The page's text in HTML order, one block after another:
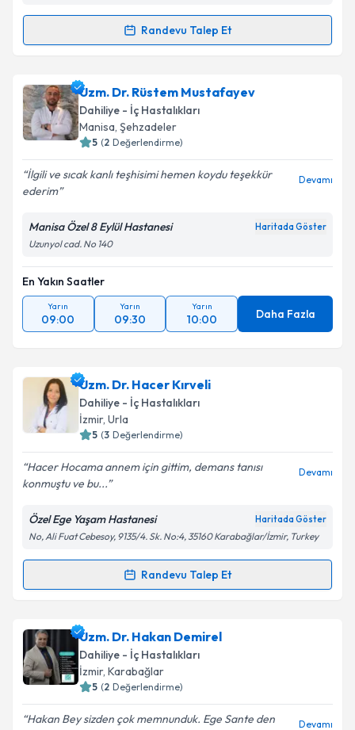
Kişisel verilerimin işlenmesine ilişkin
Metni'ni okudum ve kişisel verilerimin belirtilen
Takvim Talebini Gönder
Randevu Talep Et
Randevu Takvimi Talebi
Uzm. Dr. Yavuz Selim Demiriçin randevu takvimi
talebi oluşturun. Size bu uzmandan randevu almanız
için bir takvim hazırlandığında e-posta ile
bilgilendireceğiz.
E-posta Adresiniz
Kişisel verilerimin işlenmesine ilişkin
Metni'ni okudum ve kişisel verilerimin belirtilen
kapsamda işlenmesini kabul ediyorum.
Takvim Talebini Gönder
Uzm. Dr. Rüstem Mustafayev
Dahiliye - İç Hastalıkları
Manisa, Şehzadeler
5 (2 Değerlendirme)
İlgili ve sıcak kanlı teşhisimi hemen koydu teşekkür
ederim
Devamı
Manisa Özel 8 Eylül Hastanesi Haritada Göster
Uzunyol cad. No 140
En Yakın Saatler
Yarın
09:00
Yarın
09:30
Yarın
10:00 Daha Fazla
Uzm. Dr. Hacer Kırveli
Dahiliye - İç Hastalıkları
İzmir, Urla
5 (3 Değerlendirme)
Hacer Hocama annem için gittim, demans tanısı
konmuştu ve bu...
Devamı
Özel Ege Yaşam Hastanesi Haritada Göster
No, Ali Fuat Cebesoy, 9135/4. Sk. No:4, 35160 Karabağlar/İzmir, Turkey
Randevu Talep Et
Randevu Takvimi Talebi
Uzm. Dr. Hacer Kırveliiçin randevu takvimi talebi
oluşturun. Size bu uzmandan randevu almanız için bir
takvim hazırlandığında e-posta ile bilgilendireceğiz.
Uzm. Dr. Hakan Demirel
Dahiliye - İç Hastalıkları
İzmir, Karabağlar
5 (2 Değerlendirme)
Hakan Bey sizden çok memnunduk. Ege Sante den
Devamı